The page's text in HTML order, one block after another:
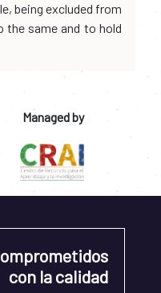
being excluded from
the same and to hold
Managed by
con la calidad